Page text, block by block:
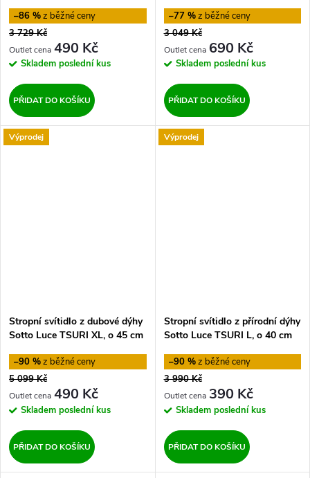
–86 %
3 729 Kč
490 Kč
Skladem poslední kus
PŘIDAT DO KOŠÍKU
–77 %
3 049 Kč
690 Kč
Skladem poslední kus
PŘIDAT DO KOŠÍKU
Výprodej
Stropní svítidlo z dubové dýhy
Sotto Luce TSURI XL, o 45 cm
–90 %
5 099 Kč
490 Kč
Skladem poslední kus
PŘIDAT DO KOŠÍKU
Výprodej
Stropní svítidlo z přírodní dýhy
Sotto Luce TSURI L, o 40 cm
–90 %
3 990 Kč
390 Kč
Skladem poslední kus
PŘIDAT DO KOŠÍKU